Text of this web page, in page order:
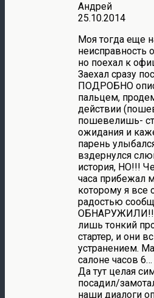
Андрей
25.10.2014
Моя тогда еще
неисправность
но поехал к
Заехал сразу
ПОДРОБНО
пальцем,
действии
пошевелишь-
ожидания и
парень
вздернулся
история, НО!!!
часа прибежал
которому я все
радостью
ОБНАРУЖИЛИ!!!
лишь тонкий
стартер, и они
устранением.
салоне часов 6…
Да тут целая
посадил/
наши диалоги